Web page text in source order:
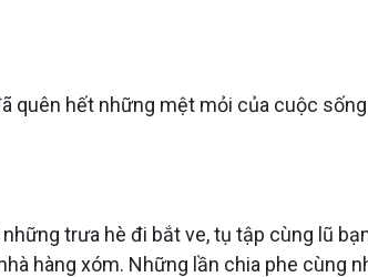
quên hết những mệt mỏi của cuộc
trưa hè đi bắt ve, tụ tập cùng lũ
hàng xóm. Những lần chia phe cùng